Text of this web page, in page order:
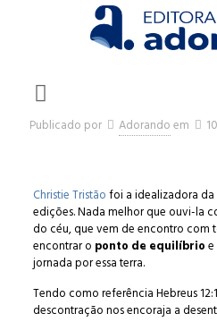
Publicado por Adorandoem
Christie Tristãofoi a idealizadora
edições. Nada melhor que ouvi-la
do céu, que vem de encontro com
encontrar o ponto de equilíbrio
jornada por essa terra.
Tendo como referência Hebreus
descontração nos encoraja a